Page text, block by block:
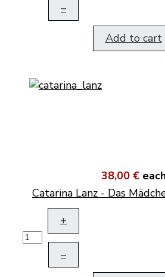
–
Add to cart
38,00 €
Catarina Lanz - Das
+
–